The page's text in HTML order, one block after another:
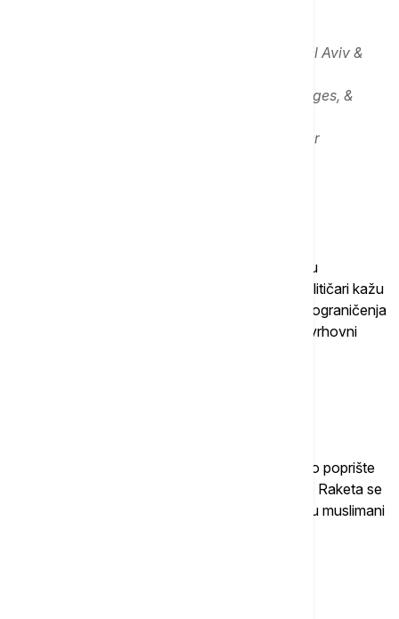
Iran just launched a missile barrage into Tel Aviv &
Videos show buildings ablaze, power outages, &
— Hala Jaber
Horamšahr-4 ima najtežu bojevu glavu od svih u
iranskom arsenalu balističkih raketa, za koje analitičari kažu
da bi mogle biti dizajnirane da drže oružje ispod ograničenja
dometa od 2.000 kilometara, koje je nametnuo vrhovni
Raketa je dobila ime po iranskom gradu koji je bio poprište
teških borbi tokom iransko-iračkog rata 1980-ih. Raketa se
takođe zove Hajbar, po jevrejskoj tvrđavi koju su muslimani